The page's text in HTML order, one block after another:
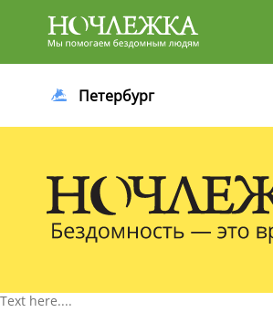
Баннер
Петербург
Text here....